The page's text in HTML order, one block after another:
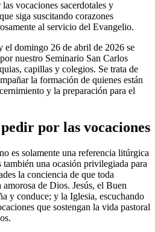
vocaciones sacerdotales y
siga suscitando corazones
al servicio del Evangelio.
el domingo 26 de abril de 2026 se
nuestro Seminario San Carlos
capillas y colegios. Se trata de
la formación de quienes están
y la preparación para el
por las vocaciones
es solamente una referencia litúrgica
una ocasión privilegiada para
la conciencia de que toda
de Dios. Jesús, el Buen
y conduce; y la Iglesia, escuchando
que sostengan la vida pastoral